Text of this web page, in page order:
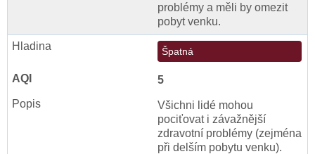
problémy a měli by omezit
pobyt venku.
Špatná
5
Všichni lidé mohou
pociťovat i závažnější
zdravotní problémy (zejména
při delším pobytu venku).